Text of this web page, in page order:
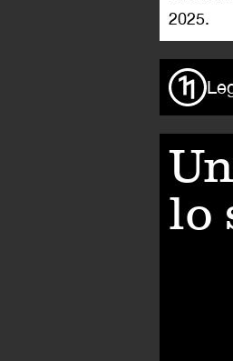
2025.
lo